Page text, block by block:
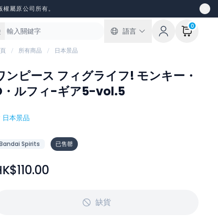
屬原公司所有。
語言
0
所有商品 日本景品
ンピース フィグライフ! モンキー・
・ルフィ-ギア5-vol.5
日本景品
Spirits 已售罄
缺貨